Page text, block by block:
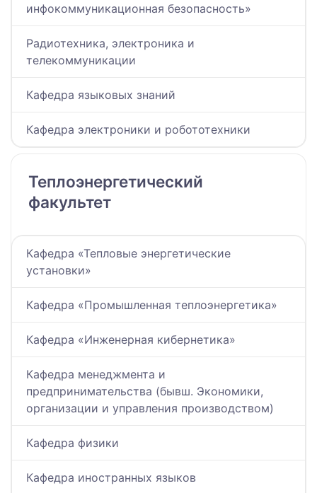
инфокоммуникационная безопасность»
Радиотехника, электроника и
телекоммуникации
Кафедра языковых знаний
Кафедра электроники и робототехники
Теплоэнергетический
факультет
Кафедра «Тепловые энергетические
установки»
Кафедра «Промышленная теплоэнергетика»
Кафедра «Инженерная кибернетика»
Кафедра менеджмента и
предпринимательства (бывш. Экономики,
организации и управления производством)
Кафедра физики
Кафедра иностранных языков